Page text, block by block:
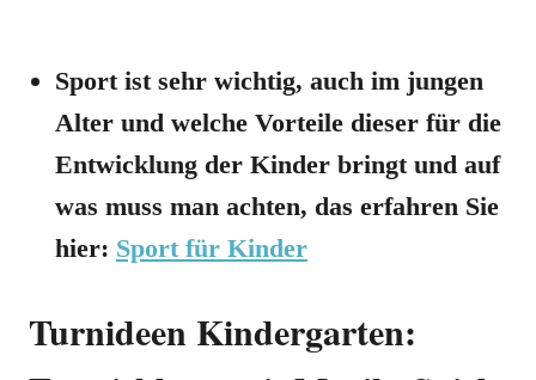
Sport ist sehr wichtig, auch im jungen
Alter und welche Vorteile dieser für die
Entwicklung der Kinder bringt und auf
was muss man achten, das erfahren Sie
hier: Sport für Kinder
Turnideen Kindergarten: